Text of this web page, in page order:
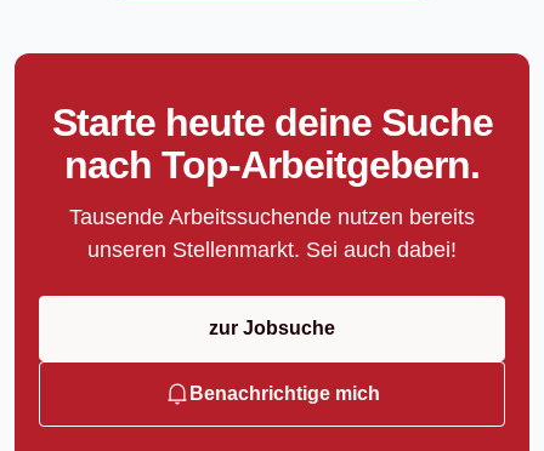
Starte heute deine Suche
nach Top-Arbeitgebern.
Tausende Arbeitssuchende nutzen bereits
unseren Stellenmarkt. Sei auch dabei!
zur Jobsuche
Benachrichtige mich